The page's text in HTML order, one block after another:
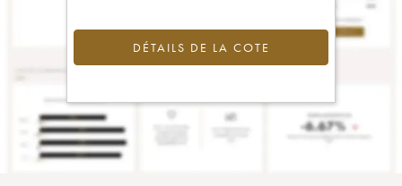
DÉTAILS DE LA COTE